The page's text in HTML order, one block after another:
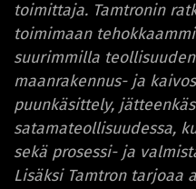
toimittaja. Tamtronin
toimimaan
suurimmilla
maanrakennus- ja
puunkäsittely,
satamateollisuudessa,
sekä prosessi- ja
Lisäksi Tamtron tarjoaa